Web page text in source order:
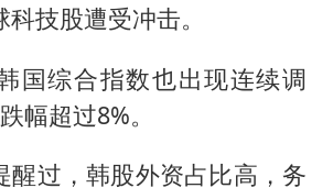
技股遭受冲击。
国综合指数也出现连续调
幅超过8%。
醒过，韩股外资占比高，务